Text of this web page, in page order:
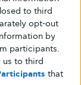
to third
opt-out
by
participants.
us to third
that